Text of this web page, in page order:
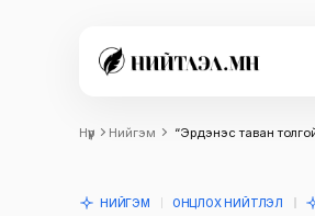
Нүүр Нийгэм “Эрдэнэс таван
НИЙГЭМ ОНЦЛОХ НИЙТЛЭЛ